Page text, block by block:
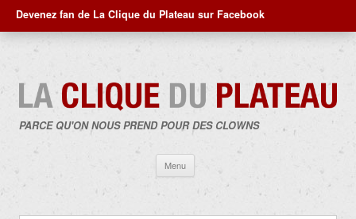
Devenez fan de La Clique du Plateau sur Facebook
PARCE QU'ON NOUS PREND POUR DES CLOWNS
Menu
contenu